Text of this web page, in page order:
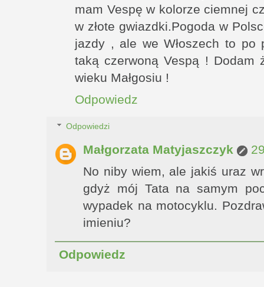
mam Vespę w kolorze ciemnej
w złote gwiazdki.Pogoda w
jazdy , ale we Włoszech to
taką czerwoną Vespą ! Dodam
wieku Małgosiu !
Odpowiedz
Odpowiedzi
Małgorzata Matyjaszczyk
No niby wiem, ale jakiś uraz
gdyż mój Tata na samym
wypadek na motocyklu.
imieniu?
Odpowiedz